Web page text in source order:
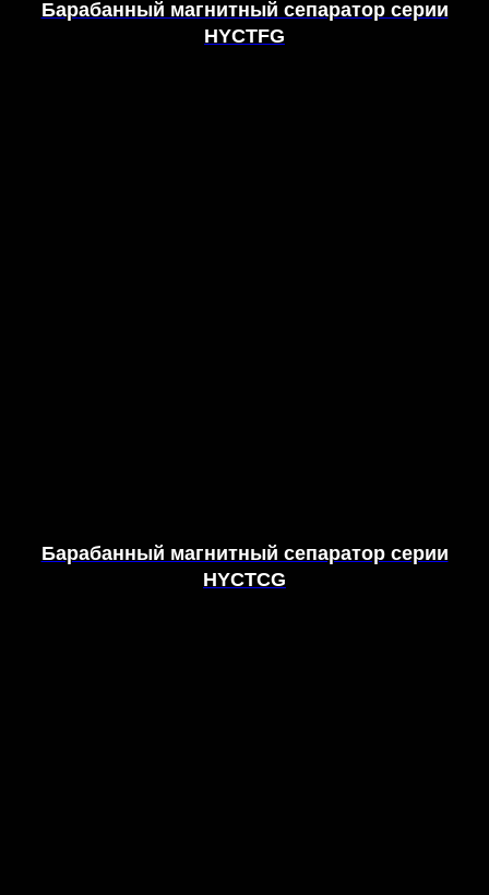
Барабанный магнитный сепаратор серии
HYCTFG
Барабанный магнитный сепаратор серии
HYCTCG